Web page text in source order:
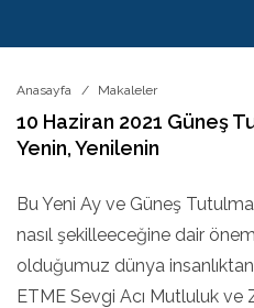
Anasayfa Makaleler
10 Haziran 2021 Güneş
Yenin, Yenilenin
Bu Yeni Ay ve Güneş
nasıl şekilleeceğine dair
olduğumuz dünya
ETME Sevgi Acı Mutluluk ve